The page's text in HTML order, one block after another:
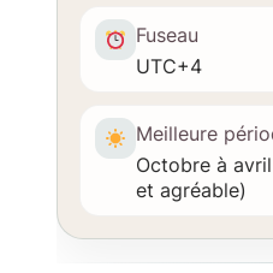
Fuseau
UTC+4
Meilleure
Octobre à
et agréable)